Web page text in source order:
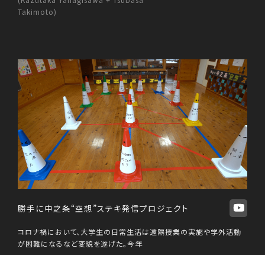
Takimoto)
勝手に中之条“空想”ステキ発信プロジェクト
コロナ禍において、大学生の日常生活は遠隔授業の実施や学外活動
が困難になるなど変貌を遂げた。今年